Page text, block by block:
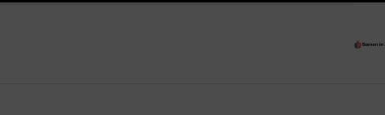
de stukadoor makkelijker maakt